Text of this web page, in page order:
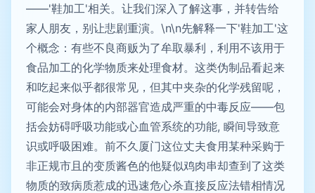
——'鞋加工'相关。让我们深入了解这事，并转告给
家人朋友，别让悲剧重演。\n\n先解释一下'鞋加工'这
个概念：有些不良商贩为了牟取暴利，利用不该用于
食品加工的化学物质来处理食材。这类伪制品看起来
和吃起来似乎都很常见，但其中夹杂的化学残留呢，
可能会对身体的内部器官造成严重的中毒反应——包
括会妨碍呼吸功能或心血管系统的功能, 瞬间导致意
识或呼吸困难。前不久厦门这位丈夫食用某种采购于
非正规市且的变质酱色的他疑似鸡肉串却查到了这类
物质的致病质惹成的迅速危心杀直接反应法错相情况